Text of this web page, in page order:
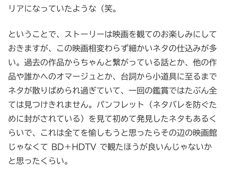
リアになっていたような（笑。
ということで、ストーリーは映画を観てのお楽しみにして
おきますが、この映画相変わらず細かいネタの仕込みが多
い。過去の作品からちゃんと繋がっている話とか、他の作
品や誰かへのオマージュとか、台詞から小道具に至るまで
ネタが散りばめられ過ぎていて、一回の鑑賞ではたぶん全
ては見つけきれません。パンフレット（ネタバレを防ぐた
めに封がされている）を見て初めて発見したネタもあるく
らいで、これは全てを愉しもうと思ったらその辺の映画館
じゃなくて BD＋HDTV で観たほうが良いんじゃないか
と思ったくらい。